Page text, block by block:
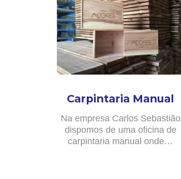
Carpintaria Manual
Na empresa Carlos Sebastião
dispomos de uma oficina de
carpintaria manual onde…